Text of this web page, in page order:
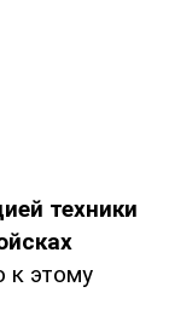
техники
к этому